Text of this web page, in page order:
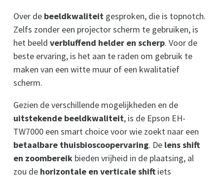
Over de beeldkwaliteit gesproken, die is topnotch.
Zelfs zonder een projector scherm te gebruiken, is
het beeld verbluffend helder en scherp. Voor de
beste ervaring, is het aan te raden om gebruik te
maken van een witte muur of een kwalitatief
scherm.
Gezien de verschillende mogelijkheden en de
uitstekende beeldkwaliteit, is de Epson EH-
TW7000 een smart choice voor wie zoekt naar een
betaalbare thuisbioscoopervaring. De lens shift
en zoombereik bieden vrijheid in de plaatsing, al
zou de horizontale en verticale shift iets